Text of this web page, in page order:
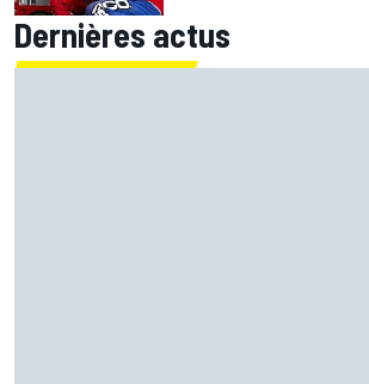
Dernières actus